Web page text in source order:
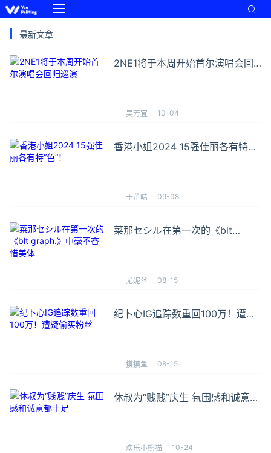
最新文章
2NE1将于本周开始首尔演唱会回
吴芳宜 10-04
香港小姐2024 15强佳丽各有特
于芷晴 09-08
菜那セシル在第一次的《blt
尤妮丝 08-15
纪卜心IG追踪数重回100万！遭疑
摸摸鱼 08-15
休叔为“贱贱”庆生 氛围感和诚意都
欢乐小熊猫 10-24